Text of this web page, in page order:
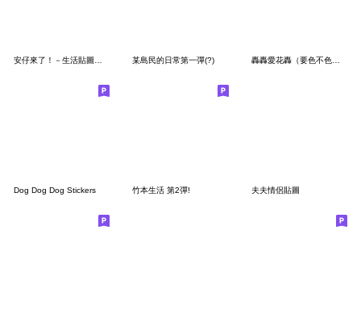
某島民的日常第一彈(?)
Dog Dog Dog Stickers 竹本生活 第2彈! 夫夫情侶貼圖